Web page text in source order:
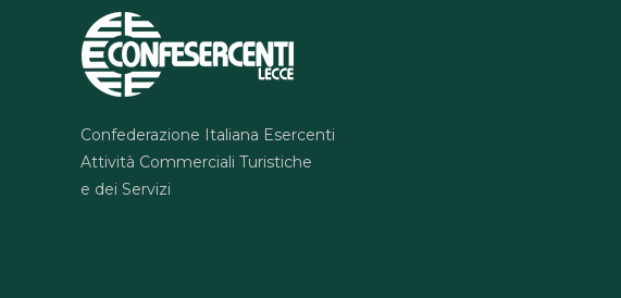
Confederazione Italiana Esercenti
Attività Commerciali Turistiche
e dei Servizi